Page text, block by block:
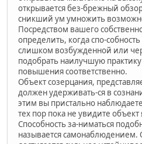
открывается без-брежный
сникший ум умножить
Посредством вашего
определить, когда спо-
слишком возбужденной или
подобрать наилучшую
повышения соответственно.
Объект созерцания,
должен удерживать-ся в
этим вы пристально
тех пор пока не увидите
Способность за-ниматься
называется самонаблюдением.